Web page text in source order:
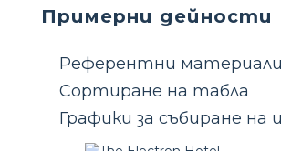
Примерни дейности
Референтни материали
Сортиране на табла
Графики за събиране на